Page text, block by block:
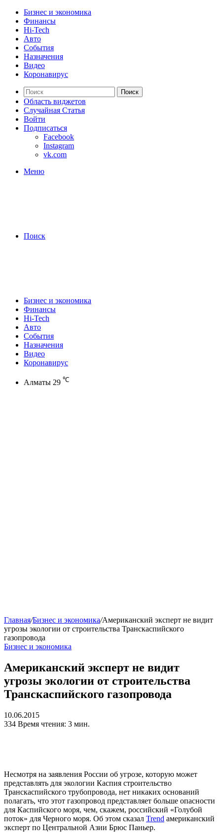
Бизнес и экономика
Финансы
Hi-Tech
Авто
События
Назначения
Видео
Коронавирус
Поиск
Область виджетов
Случайная Статья
Войти
Подписаться
Facebook
Instagram
vk.com
Меню
Поиск
Бизнес и экономика
Финансы
Hi-Tech
Авто
События
Назначения
Видео
Коронавирус
Алматы 29 ℃
Главная/Бизнес и экономика/Американский эксперт не видит
угрозы экологии от строительства Транскаспийского
газопровода
Бизнес и экономика
Американский эксперт не видит
угрозы экологии от строительства
Транскаспийского газопровода
10.06.2015
334 Время чтения: 3 мин.
Несмотря на заявления России об угрозе, которую может
представлять для экологии Каспия строительство
Транскаспийского трубопровода, нет никаких оснований
полагать, что этот газопровод представляет больше опасности
для Каспийского моря, чем, скажем, российский «Голубой
поток» для Черного моря. Об этом сказал Trend американский
эксперт по Центральной Азии Брюс Паньер.